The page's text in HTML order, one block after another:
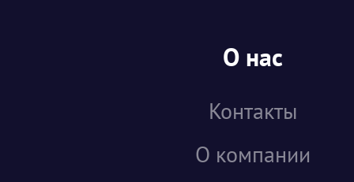
О нас
Контакты
О компании